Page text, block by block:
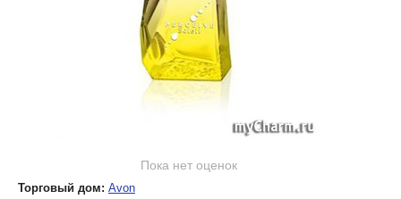
Пока нет оценок
Торговый дом: Avon